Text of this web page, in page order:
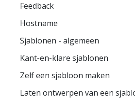
Feedback
Hostname
Sjablonen - algemeen
Kant-en-klare sjablonen
Zelf een sjabloon maken
Laten ontwerpen van een